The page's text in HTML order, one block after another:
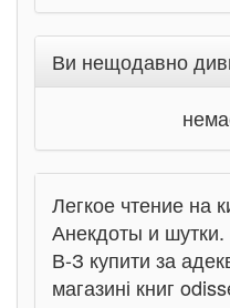
Ви нещодавно
Легкое чтение на
Анекдоты и
В-З купити за
магазині книг